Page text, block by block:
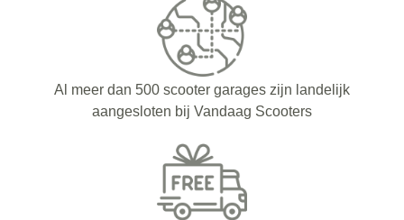
Al meer dan 500 scooter garages zijn landelijk
aangesloten bij Vandaag Scooters